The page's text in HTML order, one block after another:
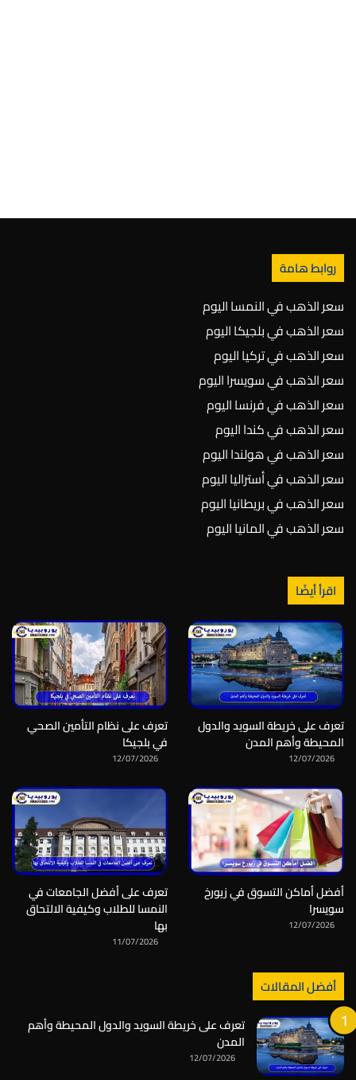
روابط هامة
سعر الذهب في النمسا اليوم
سعر الذهب في بلجيكا اليوم
سعر الذهب في تركيا اليوم
سعر الذهب في سويسرا اليوم
سعر الذهب في فرنسا اليوم
سعر الذهب في كندا اليوم
سعر الذهب في هولندا اليوم
سعر الذهب في أستراليا اليوم
سعر الذهب في بريطانيا اليوم
سعر الذهب في المانيا اليوم
اقرأ أيضًا
تعرف على خريطة السويد والدول
المحيطة وأهم المدن
12/07/2026
تعرف على نظام التأمين الصحي
في بلجيكا
12/07/2026
أفضل أماكن التسوق في زيورخ
سويسرا
12/07/2026
تعرف على أفضل الجامعات في
النمسا للطلاب وكيفية الالتحاق
بها
11/07/2026
أفضل المقالات
تعرف على خريطة السويد والدول المحيطة وأهم
المدن
12/07/2026